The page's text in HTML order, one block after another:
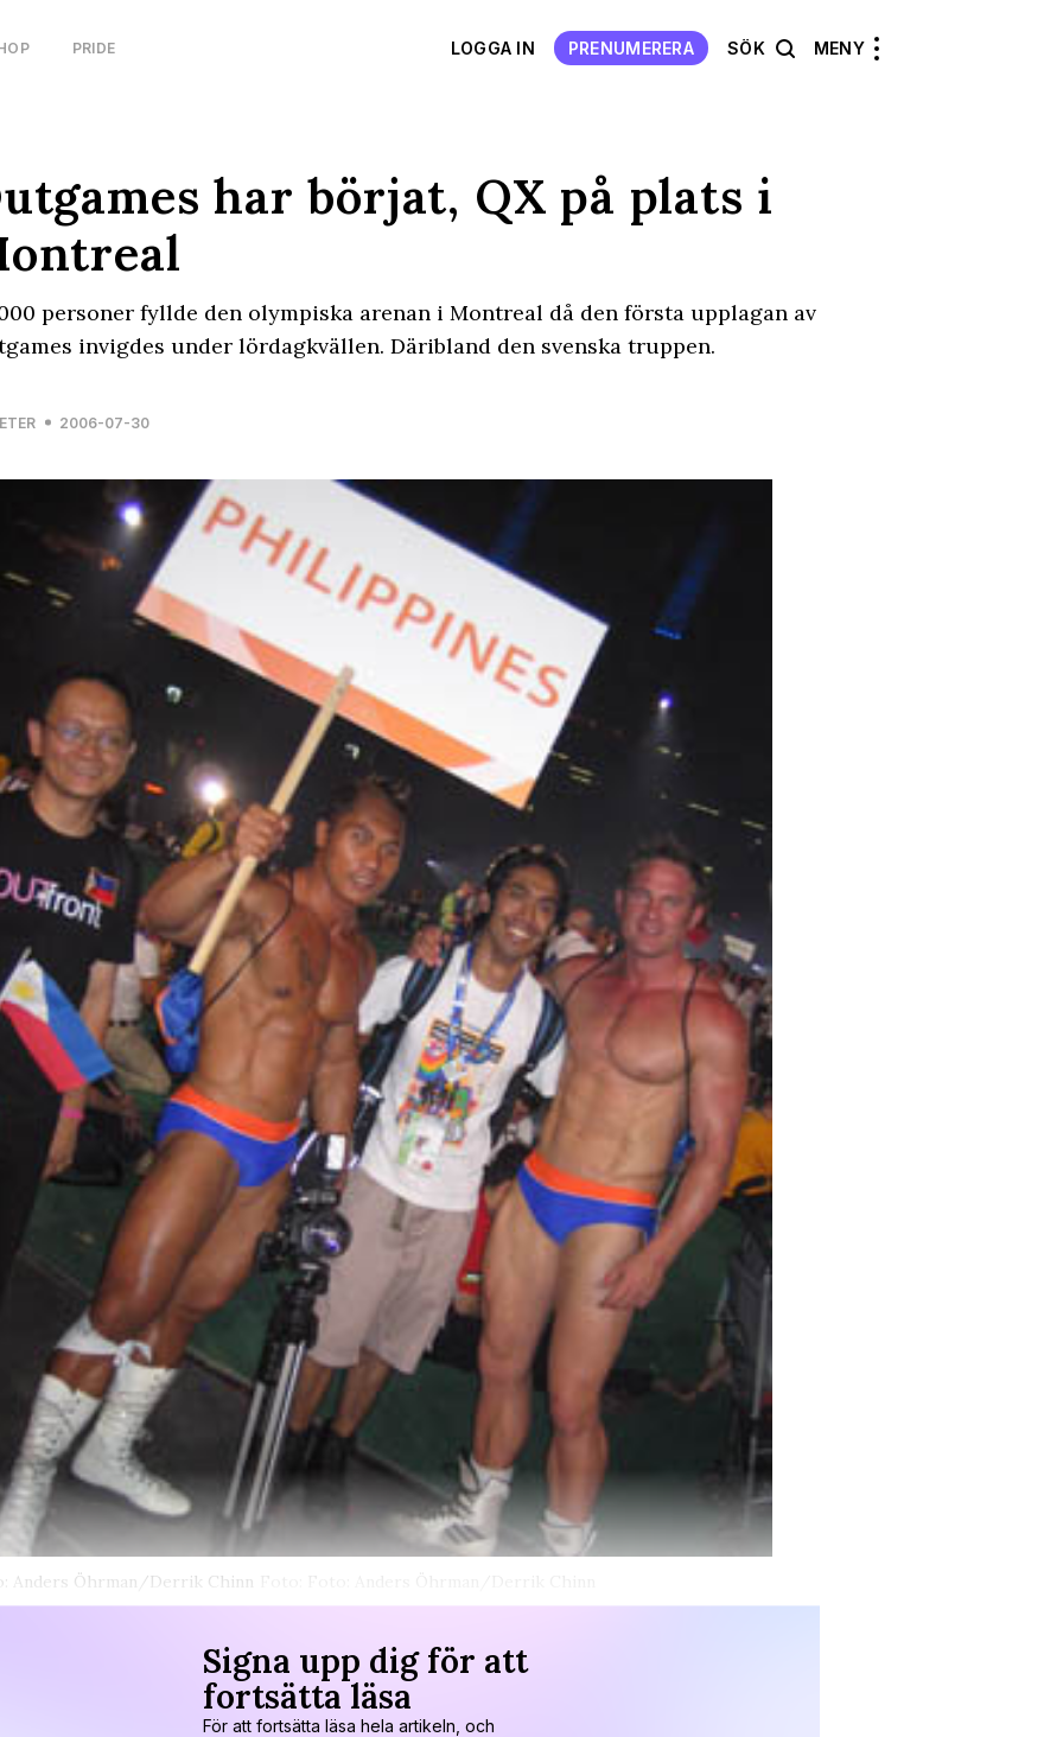
PRIDE LOGGA IN PRENUMERERA SÖK MENY
har börjat, QX på plats i
personer fyllde den olympiska arenan i Montreal då den första upplagan av
invigdes under lördagkvällen. Däribland den svenska truppen.
2006-07-30
Anders Öhrman/Derrik Chinn
Signa upp dig för att
fortsätta läsa
För att fortsätta läsa hela artikeln, och